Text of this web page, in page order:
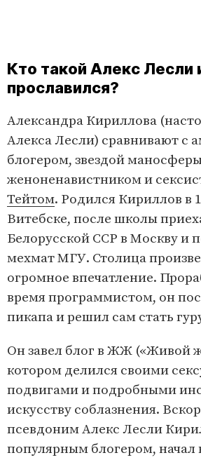
Кто такой Алекс Лесли
прославился?
Александра Кириллова
Алекса Лесли) сравнивают с
блогером, звездой
женоненавистником и
Тейтом. Родился Кириллов в
Витебске, после школы
Белорусской ССР в Москву и
мехмат МГУ. Столица
огромное впечатление.
время программистом, он
пикапа и решил сам стать
Он завел блог в ЖЖ («Живой
котором делился своими
подвигами и подробными
искусству соблазнения.
псевдоним Алекс Лесли
популярным блогером, начал